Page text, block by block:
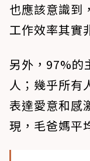
也應該意識到
工作效率其實
另外， 97%的
人 ； 幾乎所有
表達愛意和感
現，毛爸媽平